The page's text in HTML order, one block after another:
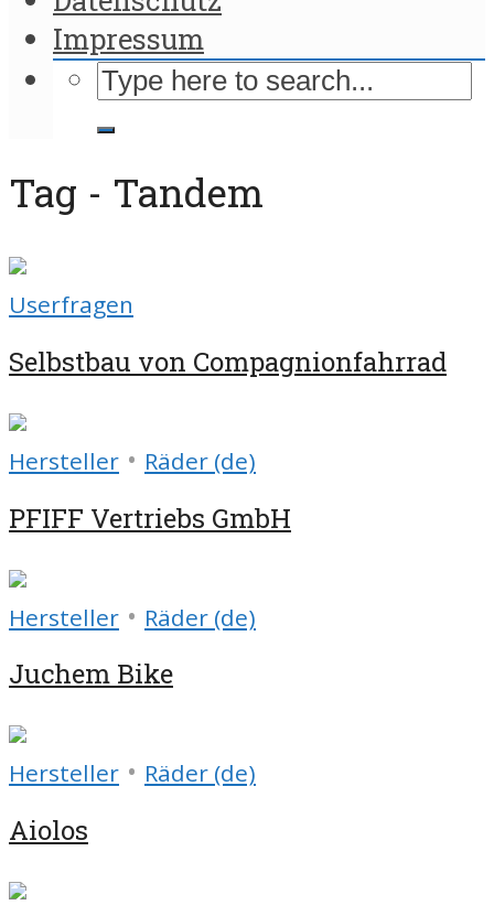
Impressum
Tag - Tandem
Userfragen
Selbstbau von Compagnionfahrrad
Hersteller • Räder (de)
PFIFF Vertriebs GmbH
Hersteller • Räder (de)
Juchem Bike
Hersteller • Räder (de)
Aiolos